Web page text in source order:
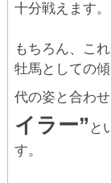
十分戦えます。
もちろん、こ
牡馬としての
代の姿と合わせ
イラー” と
す。